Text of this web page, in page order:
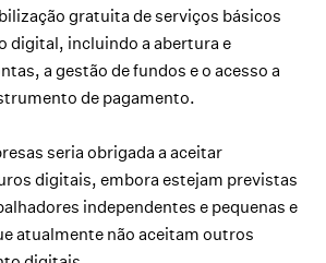
gratuita de serviços básicos
digital, incluindo a abertura e
a gestão de fundos e o acesso a
de pagamento.
seria obrigada a aceitar
digitais, embora estejam previstas
independentes e pequenas e
atualmente não aceitam outros